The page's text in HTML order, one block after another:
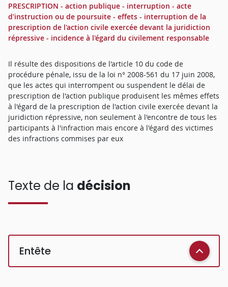
PRESCRIPTION - action publique - interruption - acte
d'instruction ou de poursuite - effets - interruption de la
prescription de l'action civile exercée devant la juridiction
répressive - incidence à l'égard du civilement responsable
Il résulte des dispositions de l'article 10 du code de
procédure pénale, issu de la loi n° 2008-561 du 17 juin 2008,
que les actes qui interrompent ou suspendent le délai de
prescription de l'action publique produisent les mêmes effets
à l'égard de la prescription de l'action civile exercée devant la
juridiction répressive, non seulement à l'encontre de tous les
participants à l'infraction mais encore à l'égard des victimes
des infractions commises par eux
Texte de la décision
Entête